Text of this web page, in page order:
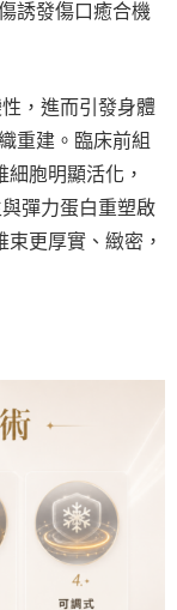
誘發傷口癒合機
，進而引發身體
重建。臨床前組
胞明顯活化，
彈力蛋白重塑啟
更厚實、緻密，